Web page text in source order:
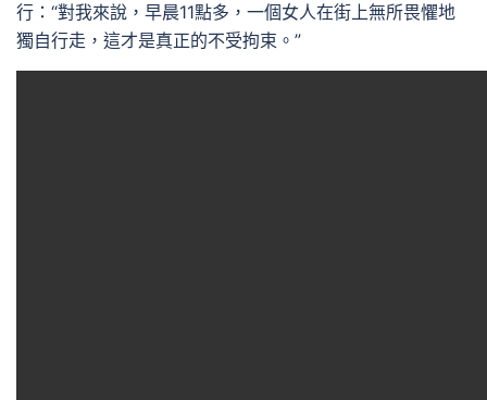
行：“對我來說，早晨11點多，一個女人在街上無所畏懼地
獨自行走，這才是真正的不受拘束。”